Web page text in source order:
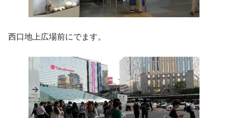
西口地上広場前にでます。